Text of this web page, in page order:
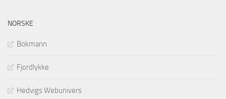
NORSKE
Bokmann
Fjordlykke
Hedvigs Webunivers